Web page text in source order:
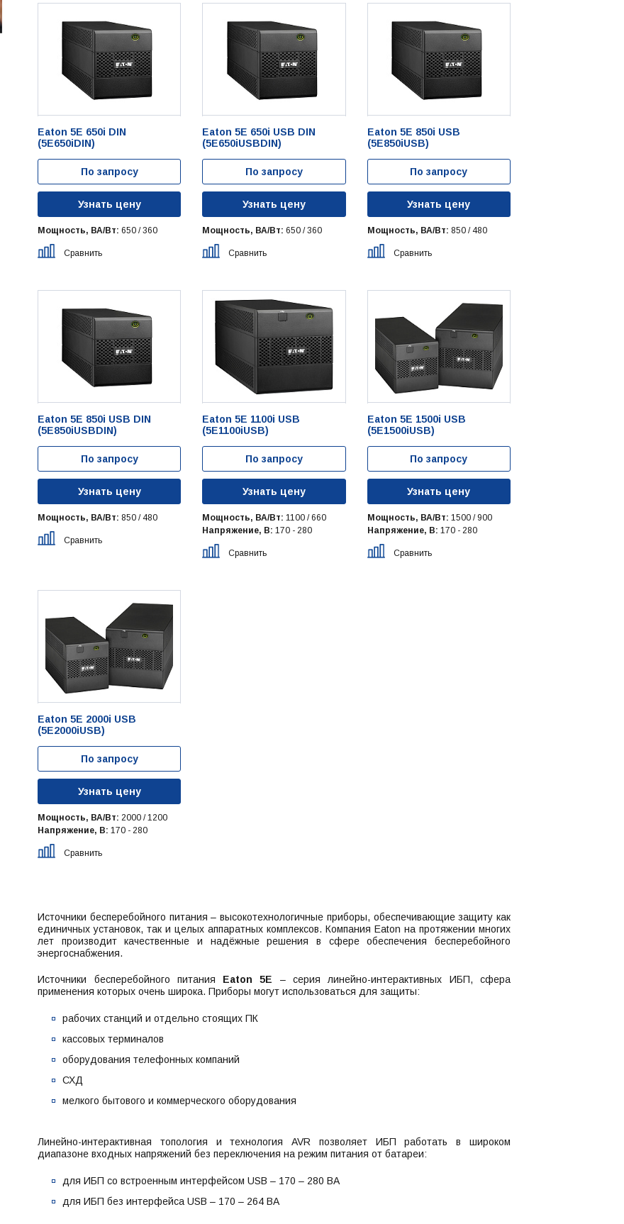
Eaton 5E 650i DIN
(5E650iDIN)
По запросу
Узнать цену
Мощность, ВА/Вт:650 / 360
Сравнить
Eaton 5E 650i USB DIN
(5E650iUSBDIN)
По запросу
Узнать цену
Мощность, ВА/Вт:650 / 360
Сравнить
Eaton 5E 850i USB
(5E850iUSB)
По запросу
Узнать цену
Мощность, ВА/Вт: 850 / 480
Сравнить
Eaton 5E 850i USB DIN
(5E850iUSBDIN)
По запросу
Узнать цену
Мощность, ВА/Вт:850 / 480
Сравнить
Eaton 5E 1100i USB
(5E1100iUSB)
По запросу
Узнать цену
Мощность, ВА/Вт:1100 / 660
Напряжение, В:170 - 280
Сравнить
Eaton 5E 1500i USB
(5E1500iUSB)
По запросу
Узнать цену
Мощность, ВА/Вт: 1500 / 900
Напряжение, В: 170 - 280
Сравнить
Eaton 5E 2000i USB
(5E2000iUSB)
По запросу
Узнать цену
Мощность, ВА/Вт:2000 / 1200
Напряжение, В:170 - 280
Сравнить
Источники бесперебойного питания – высокотехнологичные приборы, обеспечивающие защиту как
единичных установок, так и целых аппаратных комплексов. Компания Eaton на протяжении многих
лет производит качественные и надёжные решения в сфере обеспечения бесперебойного
энергоснабжения.
Источники бесперебойного питания Eaton 5E – серия линейно-интерактивных ИБП, сфера
применения которых очень широка. Приборы могут использоваться для защиты:
рабочих станций и отдельно стоящих ПК
кассовых терминалов
оборудования телефонных компаний
СХД
мелкого бытового и коммерческого оборудования
Линейно-интерактивная топология и технология AVR позволяет ИБП работать в широком
диапазоне входных напряжений без переключения на режим питания от батареи:
для ИБП со встроенным интерфейсом USB – 170 – 280 ВА
для ИБП без интерфейса USB – 170 – 264 ВА